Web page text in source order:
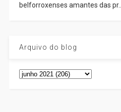
belforroxenses amantes das pr...
Arquivo do blog